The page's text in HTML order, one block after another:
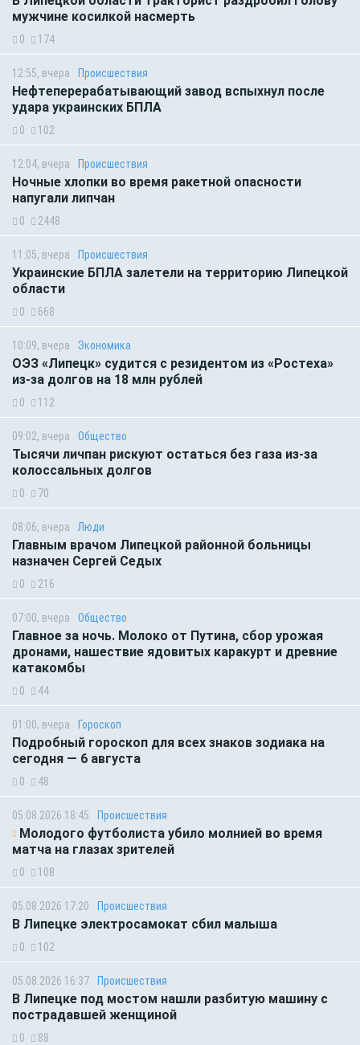
мужчине косилкой насмерть
0 174
12:55, вчера Происшествия
Нефтеперерабатывающий завод вспыхнул после
удара украинских БПЛА
0 102
12:04, вчера Происшествия
Ночные хлопки во время ракетной опасности
напугали липчан
0 2448
11:05, вчера Происшествия
Украинские БПЛА залетели на территорию Липецкой
области
0 668
10:09, вчера Экономика
ОЭЗ «Липецк» судится с резидентом из «Ростеха»
из-за долгов на 18 млн рублей
0 112
09:02, вчера Общество
Тысячи личпан рискуют остаться без газа из-за
колоссальных долгов
0 70
08:06, вчера Люди
Главным врачом Липецкой районной больницы
назначен Сергей Седых
0 216
07:00, вчера Общество
Главное за ночь. Молоко от Путина, сбор урожая
дронами, нашествие ядовитых каракурт и древние
катакомбы
0 44
01:00, вчера Гороскоп
Подробный гороскоп для всех знаков зодиака на
сегодня — 6 августа
0 48
05.08.2026 18:45 Происшествия
Молодого футболиста убило молнией во время
матча на глазах зрителей
0 108
05.08.2026 17:20 Происшествия
В Липецке электросамокат сбил малыша
0 102
05.08.2026 16:37 Происшествия
В Липецке под мостом нашли разбитую машину с
пострадавшей женщиной
0 88